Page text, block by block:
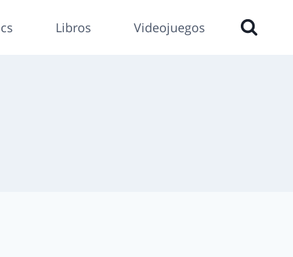
Libros Videojuegos